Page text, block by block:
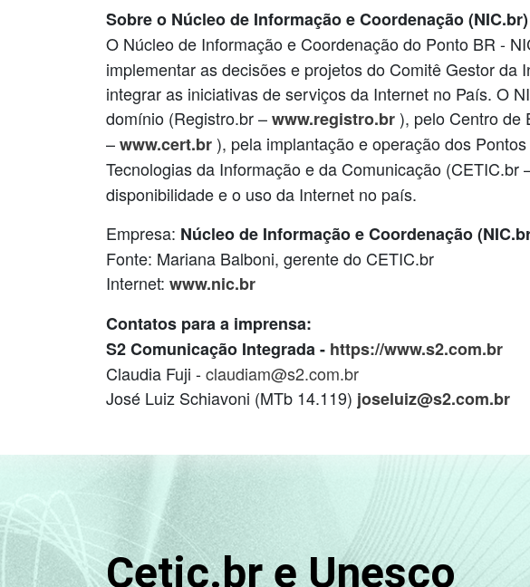
Sobre o Núcleo de Informação e Coordenação (NIC.br)
O Núcleo de Informação e Coordenação do Ponto BR -
implementar as decisões e projetos do Comitê Gestor da
integrar as iniciativas de serviços da Internet no País. O
domínio (Registro.br –www.registro.br ), pelo Centro de
–www.cert.br ), pela implantação e operação dos
Tecnologias da Informação e da Comunicação (CETIC.br
disponibilidade e o uso da Internet no país.
Empresa: Núcleo de Informação e Coordenação
Fonte: Mariana Balboni, gerente do CETIC.br
Internet: www.nic.br
Contatos para a imprensa:
S2 Comunicação Integrada - https://www.s2.com.br
Claudia Fuji -claudiam@s2.com.br
José Luiz Schiavoni (MTb 14.119) joseluiz@s2.com.br
Cetic.br e Unesco